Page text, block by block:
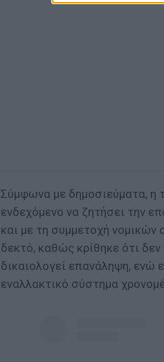
Σύμφωνα με δημοσιεύματα, η
ενδεχόμενο να ζητήσει την
και με τη συμμετοχή
δεκτό, καθώς κρίθηκε ότι
δικαιολογεί επανάληψη, ενώ
εναλλακτικό σύστημα